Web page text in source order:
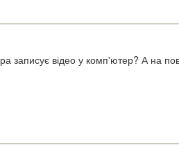
записує відео у комп'ютер? А на